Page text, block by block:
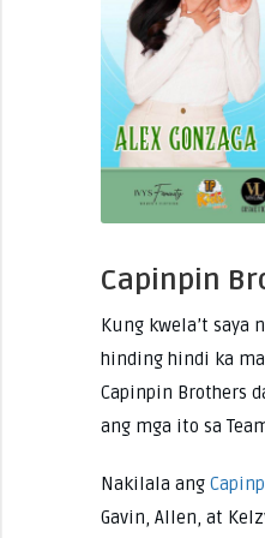
Capinpin
Kung kwela’t saya
hinding hindi ka
Capinpin Brothers
ang mga ito sa
Nakilala ang
Gavin, Allen, at